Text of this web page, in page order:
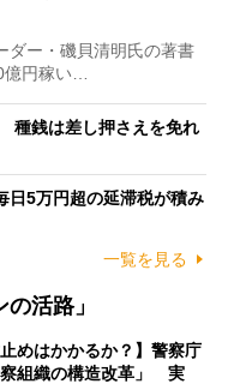
ー・磯貝清明氏の著書
億円稼い…
種銭は差し押さえを免れ
日5万円超の延滞税が積み
一覧を見る
活路」
めはかかるか？】警察庁
組織の構造改革」 実